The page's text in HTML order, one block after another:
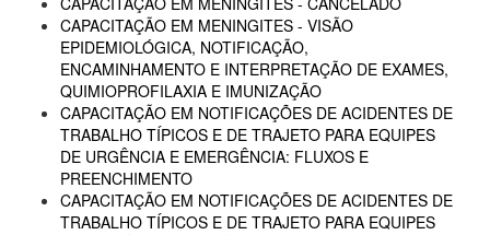
CAPACITAÇÃO EM MENINGITES - VISÃO
EPIDEMIOLÓGICA, NOTIFICAÇÃO,
ENCAMINHAMENTO E INTERPRETAÇÃO DE EXAMES,
QUIMIOPROFILAXIA E IMUNIZAÇÃO
CAPACITAÇÃO EM NOTIFICAÇÕES DE ACIDENTES DE
TRABALHO TÍPICOS E DE TRAJETO PARA EQUIPES
DE URGÊNCIA E EMERGÊNCIA: FLUXOS E
PREENCHIMENTO
CAPACITAÇÃO EM NOTIFICAÇÕES DE ACIDENTES DE
TRABALHO TÍPICOS E DE TRAJETO PARA EQUIPES